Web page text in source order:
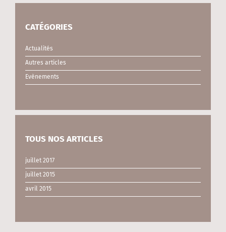
CATÉGORIES
Actualités
Autres articles
Evènements
TOUS NOS ARTICLES
juillet 2017
juillet 2015
avril 2015